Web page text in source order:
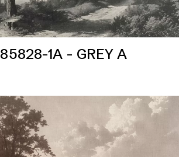
85828-1A - GREY A